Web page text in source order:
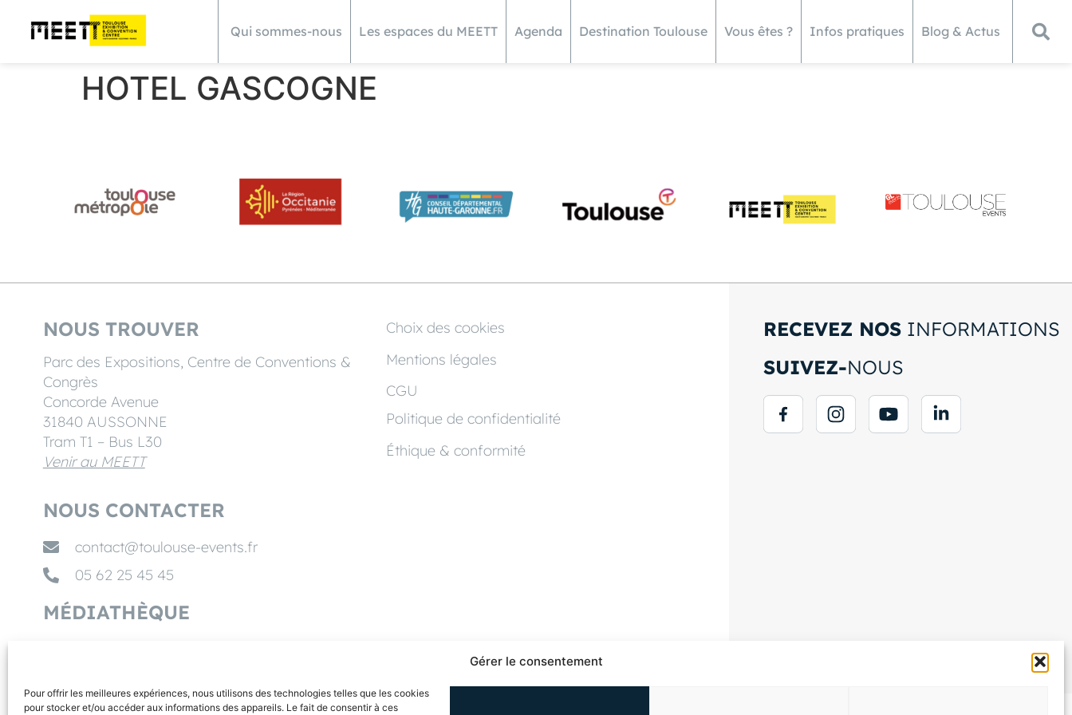
Gérer le consentement
Pour offrir les meilleures expériences, nous utilisons des technologies telles que les cookies
pour stocker et/ou accéder aux informations des appareils. Le fait de consentir à ces
Qui sommes-nous Les espaces du MEETT Agenda Destination Toulouse Vous êtes ? Infos pratiques Blog & Actus
HOTEL GASCOGNE
NOUS TROUVER
Parc des Expositions, Centre de Conventions &
Congrès
Concorde Avenue
31840 AUSSONNE
Tram T1 – Bus L30
Venir au MEETT
NOUS CONTACTER
contact@toulouse-events.fr
05 62 25 45 45
MÉDIATHÈQUE
Choix des cookies
Mentions légales
CGU
Politique de confidentialité
Éthique & conformité
RECEVEZ NOSINFORMATIONS
SUIVEZ-NOUS